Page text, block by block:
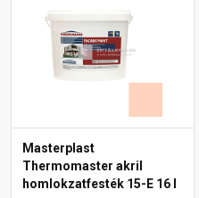
Masterplast
Thermomaster akril
homlokzatfesték 15-E 16 l